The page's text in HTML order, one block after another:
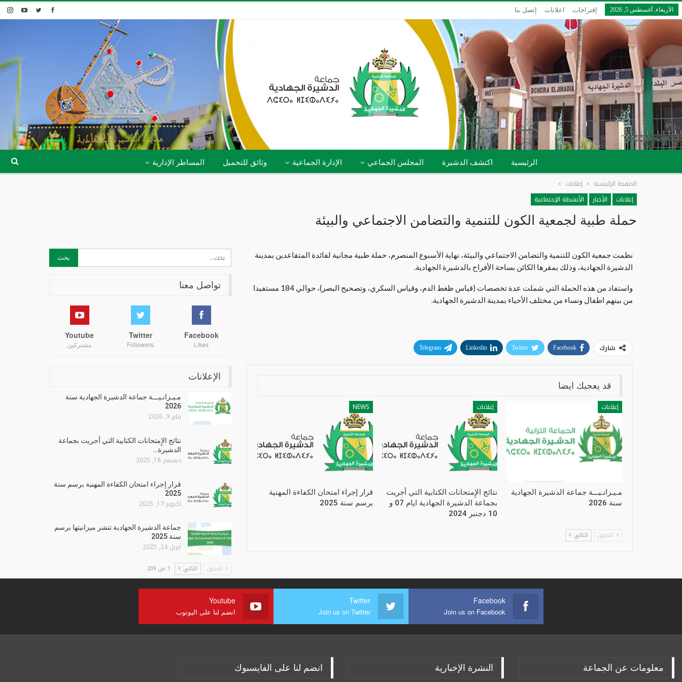
الأربعاء, أغسطس 5, 2026 إقتراحات اعلانات إتصل بنا
الرئيسية اكتشف الدشيرة المجلس الجماعي الإدارة الجماعية وثائق للتحميل المساطر الإدارية
الصفحة الرئيسية
إعلانات
إعلانات
الأخبار الأنشطة الإجتماعية
حملة طبية لجمعية الكون للتنمية والتضامن الاجتماعي والبيئة
نظمت جمعية الكون للتنمية والتضامن الاجتماعي والبيئة، نهاية الأسبوع المنصرم، حملة طبية مجانية لفائدة المتقاعدين بمدينة
الدشيرة الجهادية، وذلك بمقرها الكائن بساحة الأفراح بالدشيرة الجهادية.
واستفاد من هذه الحملة التي شملت عدة تخصصات (قياس ظغط الدم، وقياس السكري، وتصحيح البصر)، حوالي 184 مستفيدا
من بينهم اطفال ونساء من مختلف الأحياء بمدينة الدشيرة الجهادية.
شارك Facebook
Twitter
Linkedin
Telegram
قد يعجبك ايضا
إعلانات
مـيـزانـيـــة جماعة الدشيرة الجهادية
سنة 2026
إعلانات
نتائج الإِمتحانات الكتابية التي أجريت
بجماعة الدشيرة الجهادية ايام 07 و
10 دجنبر 2024
NEWS
قرار إجراء امتحان الكفاءة المهنية
برسم سنة 2025
السابق التالي
تواصل معنا
Facebook
Likes
Twitter
Followers
Youtube
مشتركين
الإعلانات
مـيـزانـيـــة جماعة الدشيرة الجهادية سنة
2026
يناير 9, 2026
نتائج الإِمتحانات الكتابية التي أجريت بجماعة
الدشيرة…
ديسمبر 18, 2025
قرار إجراء امتحان الكفاءة المهنية برسم سنة
2025
أكتوبر 17, 2025
جماعة الدشيرة الجهادية تنشر ميزانيتها برسم
سنة 2025
أبريل 24, 2025
السابق التالي 1 من 209
Facebook
Join us on Facebook
Twitter
Join us on Twitter
Youtube
انضم لنا على اليوتوب
معلومات عن الجماعة النشرة الإخبارية انضم لنا على الفايسبوك